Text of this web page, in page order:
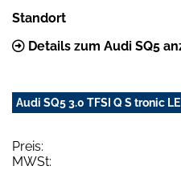
Standort
Details zum Audi SQ5
Audi SQ5 3.0 TFSI Q S tronic
Preis:
MWSt: